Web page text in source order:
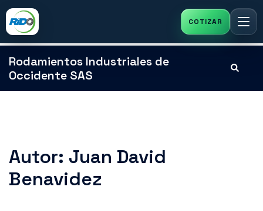
contenido
Rodamientos Industriales de
Occidente SAS
Buscar
Autor: Juan David
Benavidez